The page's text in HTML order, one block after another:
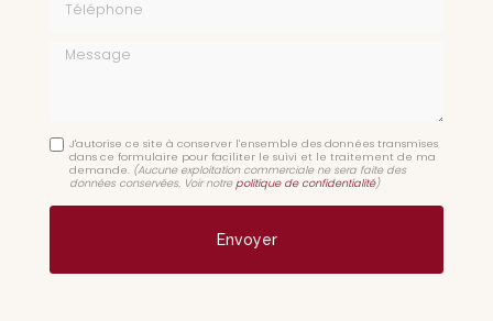
Message
J'autorise ce site à conserver l'ensemble des données transmises
dans ce formulaire pour faciliter le suivi et le traitement de ma
demande. (Aucune exploitation commerciale ne sera faite des
données conservées. Voir notre politique de confidentialité)